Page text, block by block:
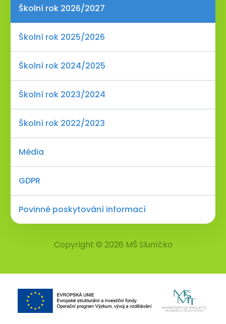
Školní rok 2026/2027
Školní rok 2025/2026
Školní rok 2024/2025
Školní rok 2023/2024
Školní rok 2022/2023
Média
GDPR
Povinné poskytování informací
Copyright © 2026 MŠ Sluníčko